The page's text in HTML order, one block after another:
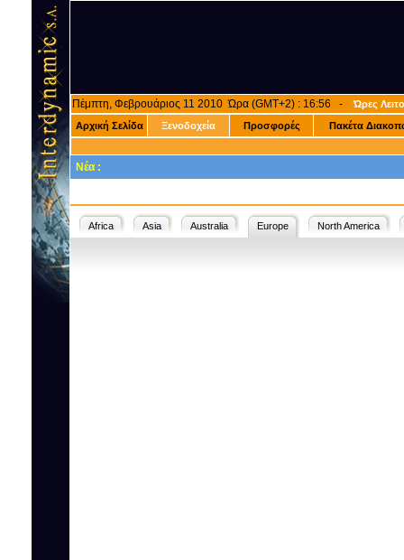
Πέμπτη, Φεβρουάριος 11 2010 Ώρα (GMT+2) : 16:56 -Ώρες
Αρχική Σελίδα
Ξενοδοχεία Προσφορές Πακέτα
Νέα :
Africa Asia Australia Europe North America